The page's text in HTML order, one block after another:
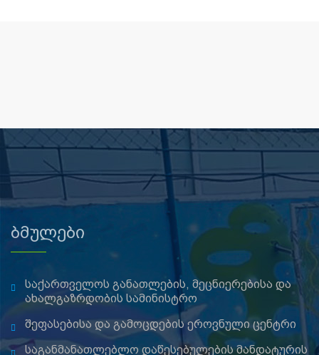
ბმულები
საქართველოს განათლების, მეცნიერებისა და
ახალგაზრდობის სამინისტრო
შეფასებისა და გამოცდების ეროვნული ცენტრი
საგანმანათლებლო დაწესებულების მანდატურის